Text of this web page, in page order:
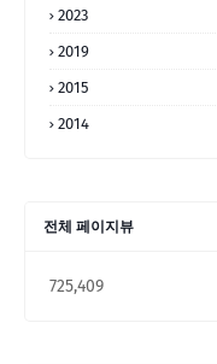
2023
2019
2015
2014
전체 페이지뷰
725,409